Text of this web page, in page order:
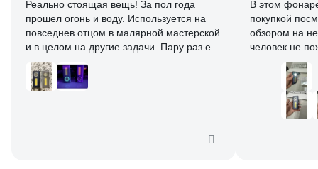
Реально стоящая вещь! За пол года
прошел огонь и воду. Используется на
повседнев отцом в малярной мастерской
и в целом на другие задачи. Пару раз его
оставляли в подкапотке и обшивке
торпеды из-за того что подвесили)))
Всегда после ремонтов авто проверяйте
В этом
покупкой
обзором на
человек не
На фото в
моделью, её